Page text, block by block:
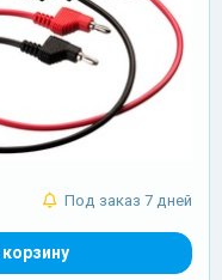
Под заказ 7 дней